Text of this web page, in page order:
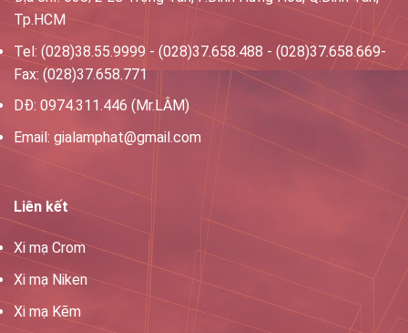
Tp.HCM
Tel: (028)38.55.9999 - (028)37.658.488 - (028)37.658.669-
Fax: (028)37.658.771
DĐ: 0974.311.446 (Mr.LÂM)
Email: gialamphat@gmail.com
Liên kết
Xi mạ Crom
Xi mạ Niken
Xi mạ Kẽm